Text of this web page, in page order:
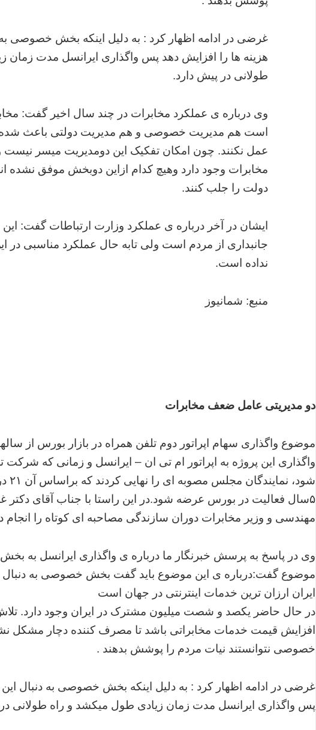
غرضی در ادامه اظهار کرد : به دلیل اینکه بخش خصوصی
هزینه ها را افزایش دهد پس واگذاری ایرانسل مدت زمان
طولانی در پیش دارد.
وی درباره ی عملکرد مخابرات در چند سال اخیر گفت:
است هم مدیریت خصوصی و هم مدیریت دولتی باعث
عمل نکنند. چون امکان تفکیک این دومدیریت میسر
مخابرات وجود دارد وهیچ کدام ازاین دوبخش موفق نشده
دولت را جلب کنند.
ایشان در آخر درباره ی عملکرد وزارت ارتباطات گفت: این
جانبداری از مردم است ولی تابه حال عملکرد مناسبی در
نداده است.
منبع: شمانیوز
دو مدیریتی عامل ضعف مخابرات
موضوع واگذاری سهام اپراتور دوم تلفن همراه در بازار بورس از
واگذاری این پروژه به اپراتور ام تی ان – ایرانسل و زمانی که شرکت
۵سال فعالیت در بورس عرضه شود.در این راستا با جناب آقای
مهندسی و وزیر مخابرات دوران سازندگی مصاحبه ای کوتاه را انجام
وی در پاسخ به پرسش خبرنگار ما درباره ی واگذاری ایرانسل به
موضوع گفت:درباره ی این موضوع باید گفت بخش خصوصی به
ایران ارزان ترین خدمات اینترنتی در جهان است
در حال حاضر یکصد و شصت میلیون مشترک در ایران وجود دارد. تلاش
افزایش قیمت خدمات مخابراتی باشد تا مصرف کننده دچار مشکل
خصوصی نتوانستند نیات مردم را پوشش بدهند .
غرضی در ادامه اظهار کرد : به دلیل اینکه بخش خصوصی به دنبال
پس واگذاری ایرانسل مدت زمان زیادی طول میکشد و راه طولانی